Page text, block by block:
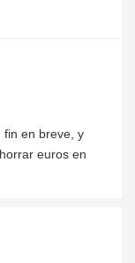
fin en breve, y
euros en